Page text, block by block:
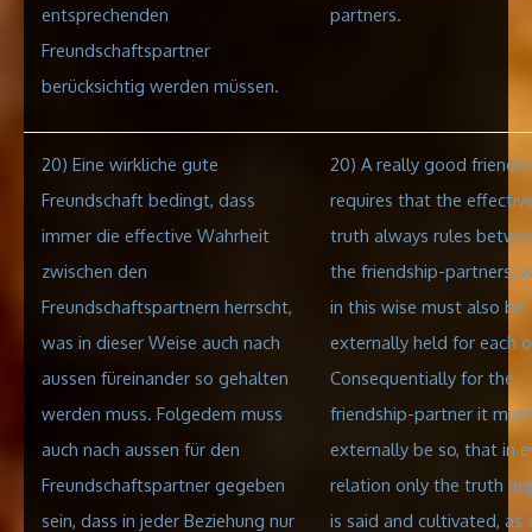
entsprechenden
Freundschaftspartner
berücksichtig werden müssen.
partners.
20) Eine wirkliche gute
Freundschaft bedingt, dass
immer die effective Wahrheit
zwischen den
Freundschaftspartnern herrscht,
was in dieser Weise auch nach
aussen füreinander so gehalten
werden muss. Folgedem muss
auch nach aussen für den
Freundschaftspartner gegeben
sein, dass in jeder Beziehung nur
20) A really good
requires that the
truth always rules
the friendship-partners,
in this wise must also be
externally held for each
Consequentially for the
friendship-partner it
externally be so, that in
relation only the truth
is said and cultivated, as